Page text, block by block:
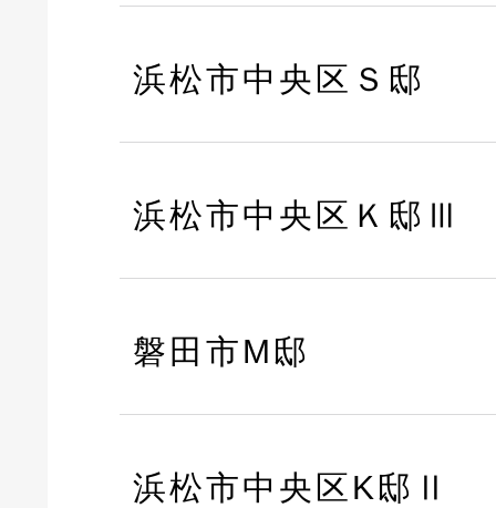
浜松市中央区Ｓ邸
浜松市中央区Ｋ邸Ⅲ
磐田市M邸
浜松市中央区K邸Ⅱ